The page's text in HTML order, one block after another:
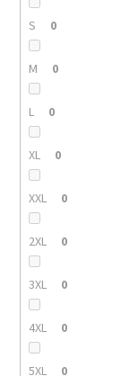
S 0
M 0
L 0
XL 0
XXL 0
2XL 0
3XL 0
4XL 0
5XL 0